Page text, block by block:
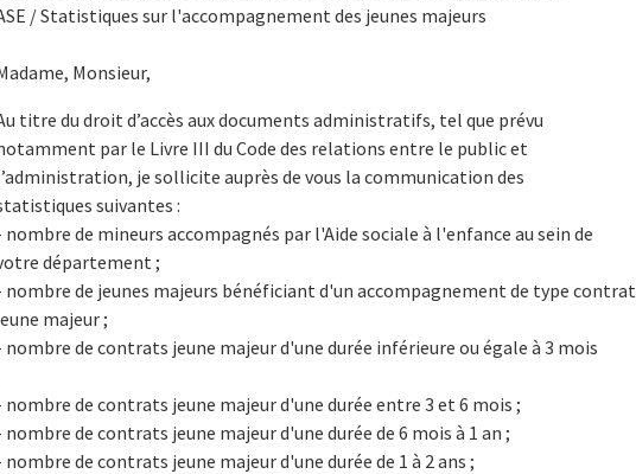
/ Statistiques sur l'accompagnement des jeunes majeurs
Monsieur,
titre du droit d’accès aux documents administratifs, tel que prévu
par le Livre III du Code des relations entre le public et
je sollicite auprès de vous la communication des
suivantes :
nombre de mineurs accompagnés par l'Aide sociale à l'enfance au sein de
département ;
nombre de jeunes majeurs bénéficiant d'un accompagnement de type contrat
majeur ;
nombre de contrats jeune majeur d'une durée inférieure ou égale à 3 mois
nombre de contrats jeune majeur d'une durée entre 3 et 6 mois ;
nombre de contrats jeune majeur d'une durée de 6 mois à 1 an ;
nombre de contrats jeune majeur d'une durée de 1 à 2 ans ;